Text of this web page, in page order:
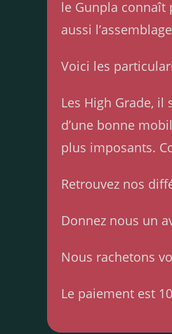
le Gunpla connaît
aussi
Voici les
Les High Grade, il
d’une bonne
plus imposants.
Retrouvez nos
Donnez nous un
Nous rachetons
Le paiement est